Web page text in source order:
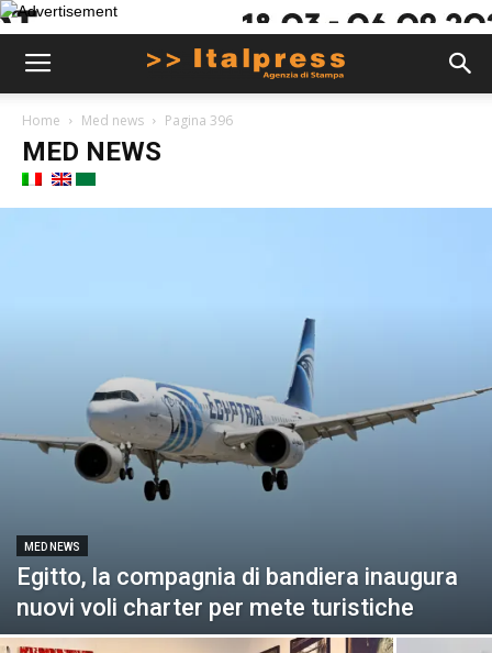
Home Med news Pagina 396
MED NEWS
MED NEWS
Egitto, la compagnia di bandiera inaugura
nuovi voli charter per mete turistiche